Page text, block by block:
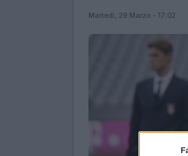
Martedì, 29 Marzo - 17:02